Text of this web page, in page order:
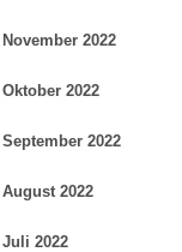
November 2022
Oktober 2022
September 2022
August 2022
Juli 2022